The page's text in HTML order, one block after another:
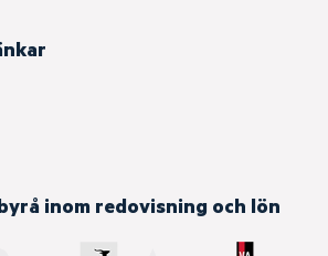
inom redovisning och lön